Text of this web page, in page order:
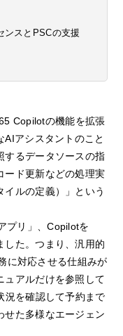
ンスとPSCの支援
Copilotの機能を拡張
AIアシスタントのこと
するデータソースの指
ード更新などの処理実
ルの定義）」という
プリ」、Copilotを
した。つまり、汎用的
に対応させる仕組みが
ュアルだけを参照して
況を確認して予約まで
せた多様なエージェン